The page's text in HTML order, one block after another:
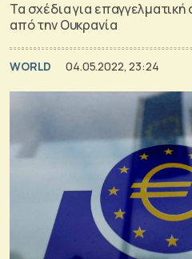
Τα σχέδια για
από την Ουκρανία
WORLD 04.05.2022, 23:24